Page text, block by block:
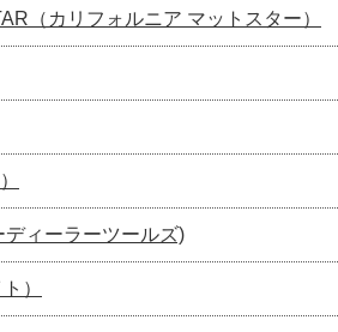
（カリフォルニア マットスター）
ィーラーツールズ)
）